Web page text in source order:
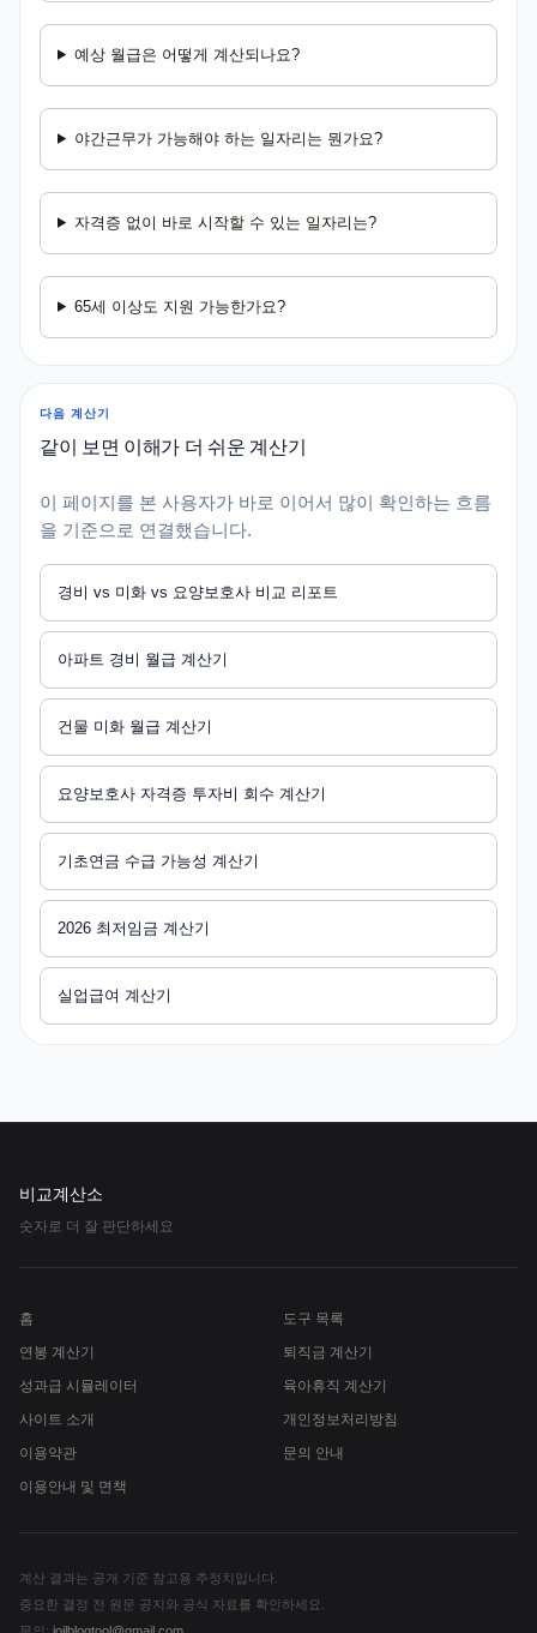
예상 월급은 어떻게 계산되나요?
야간근무가 가능해야 하는 일자리는 뭔가요?
자격증 없이 바로 시작할 수 있는 일자리는?
65세 이상도 지원 가능한가요?
다음 계산기
같이 보면 이해가 더 쉬운 계산기
이 페이지를 본 사용자가 바로 이어서 많이 확인하는 흐름
을 기준으로 연결했습니다.
경비 vs 미화 vs 요양보호사 비교 리포트
아파트 경비 월급 계산기
건물 미화 월급 계산기
요양보호사 자격증 투자비 회수 계산기
기초연금 수급 가능성 계산기
2026 최저임금 계산기
실업급여 계산기
비교계산소
숫자로 더 잘 판단하세요
홈
도구 목록
연봉 계산기
퇴직금 계산기
성과급 시뮬레이터
육아휴직 계산기
사이트 소개
개인정보처리방침
이용약관
문의 안내
이용안내 및 면책
계산 결과는 공개 기준 참고용 추정치입니다.
중요한 결정 전 원문 공지와 공식 자료를 확인하세요.